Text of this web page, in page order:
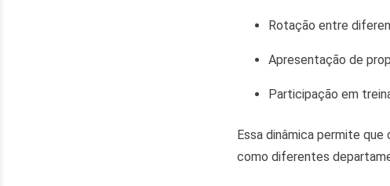
Rotação entre
Apresentação de
Participação em
Essa dinâmica permite
como diferentes